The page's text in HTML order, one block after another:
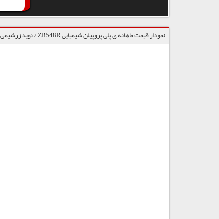
نمودار قیمت ماهانه ی پلی پروپیلن شیمیایی ZB548R / نوید زرشیمی